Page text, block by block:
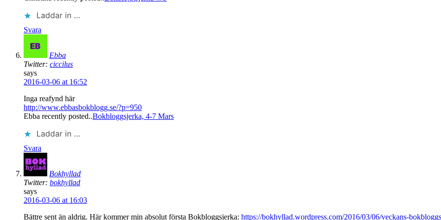
Laddar in …
Svara
Ebba
Twitter: ciccilus
says
2016-03-06 at 16:52
Inga reafynd här
http://www.ebbasbokblogg.se/?p=950
Ebba recently posted..Bokbloggsjerka, 4-7 Mars
Laddar in …
Svara
Bokhyllad
Twitter: bokhyllad
says
2016-03-06 at 16:03
Bättre sent än aldrig. Här kommer min absolut första Bokbloggsjerka: https://bokhyllad.wordpress.com/2016/03/06/veckans-